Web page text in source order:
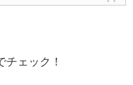
ェック！